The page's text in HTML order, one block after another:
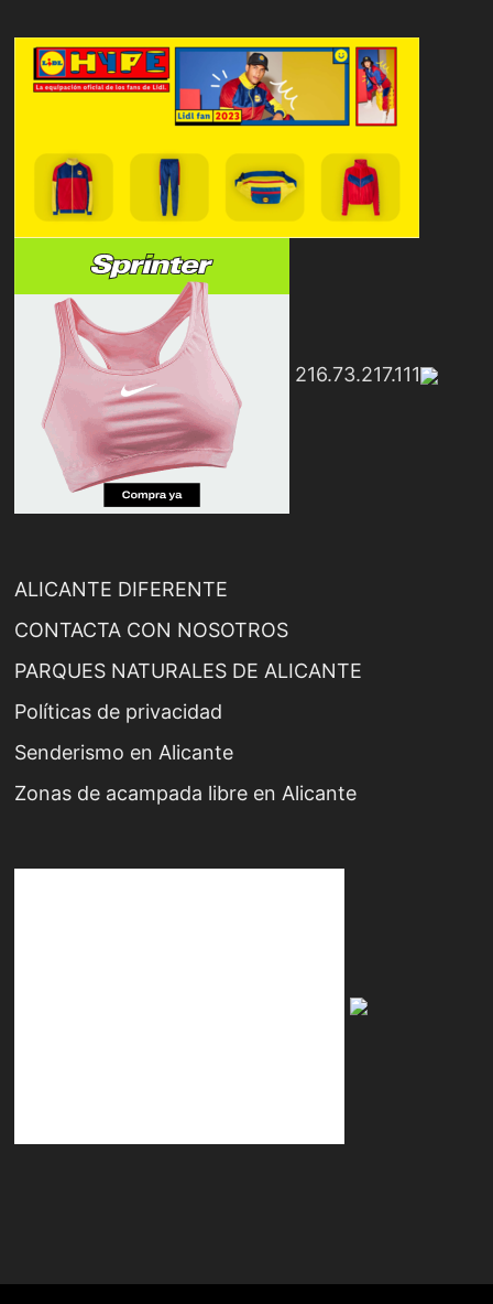
216.73.217.111
ALICANTE DIFERENTE
CONTACTA CON NOSOTROS
PARQUES NATURALES DE ALICANTE
Políticas de privacidad
Senderismo en Alicante
Zonas de acampada libre en Alicante